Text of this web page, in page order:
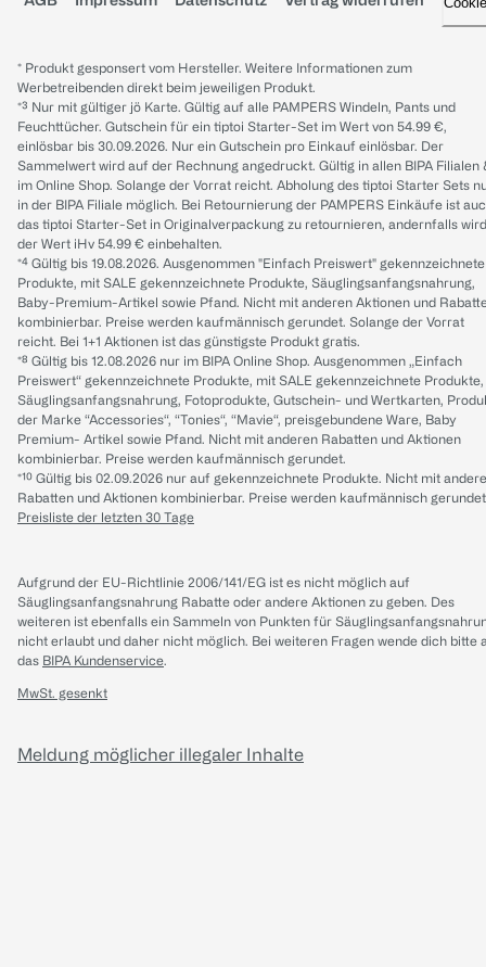
* Produkt gesponsert vom Hersteller. Weitere Informationen zum
Werbetreibenden direkt beim jeweiligen Produkt.
*³ Nur mit gültiger jö Karte. Gültig auf alle PAMPERS Windeln, Pants und
Feuchttücher. Gutschein für ein tiptoi Starter-Set im Wert von 54.99 €,
einlösbar bis 30.09.2026. Nur ein Gutschein pro Einkauf einlösbar. Der
Sammelwert wird auf der Rechnung angedruckt. Gültig in allen BIPA Filialen
im Online Shop. Solange der Vorrat reicht. Abholung des tiptoi Starter Sets
in der BIPA Filiale möglich. Bei Retournierung der PAMPERS Einkäufe ist
das tiptoi Starter-Set in Originalverpackung zu retournieren, andernfalls wird
der Wert iHv 54.99 € einbehalten.
*⁴ Gültig bis 19.08.2026. Ausgenommen "Einfach Preiswert" gekennzeichnete
Produkte, mit SALE gekennzeichnete Produkte, Säuglingsanfangsnahrung,
Baby-Premium-Artikel sowie Pfand. Nicht mit anderen Aktionen und
kombinierbar. Preise werden kaufmännisch gerundet. Solange der Vorrat
reicht. Bei 1+1 Aktionen ist das günstigste Produkt gratis.
*⁸ Gültig bis 12.08.2026 nur im BIPA Online Shop. Ausgenommen „Einfach
Preiswert“ gekennzeichnete Produkte, mit SALE gekennzeichnete Produkte,
Säuglingsanfangsnahrung, Fotoprodukte, Gutschein- und Wertkarten,
der Marke “Accessories“, “Tonies“, “Mavie“, preisgebundene Ware, Baby
Premium- Artikel sowie Pfand. Nicht mit anderen Rabatten und Aktionen
kombinierbar. Preise werden kaufmännisch gerundet.
*¹⁰ Gültig bis 02.09.2026 nur auf gekennzeichnete Produkte. Nicht mit
Rabatten und Aktionen kombinierbar. Preise werden kaufmännisch
Preisliste der letzten 30 Tage
Aufgrund der EU-Richtlinie 2006/141/EG ist es nicht möglich auf
Säuglingsanfangsnahrung Rabatte oder andere Aktionen zu geben. Des
weiteren ist ebenfalls ein Sammeln von Punkten für
nicht erlaubt und daher nicht möglich. Bei weiteren Fragen wende dich bitte
das BIPA Kundenservice.
MwSt. gesenkt
Meldung möglicher illegaler Inhalte